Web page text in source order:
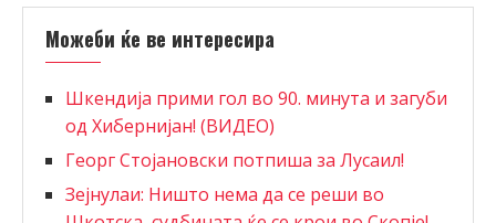
Можеби ќе ве интересира
Шкендија прими гол во 90. минута и загуби
од Хибернијан! (ВИДЕО)
Георг Стојановски потпиша за Лусаил!
Зејнулаи: Ништо нема да се реши во